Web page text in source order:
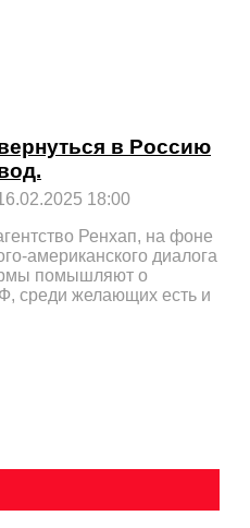
в Россию
18:00
Ренхап, на фоне
американского диалога
помышляют о
среди желающих есть и